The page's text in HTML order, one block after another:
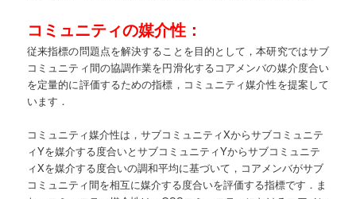
コミュニティの媒介性：
従来指標の問題点を解決することを目的として，本研究ではサブ
コミュニティ間の協調作業を円滑化するコアメンバの媒介度合い
を定量的に評価するための指標，コミュニティ媒介性を提案して
います．
コミュニティ媒介性は，サブコミュニティXからサブコミュニテ
ィYを媒介する度合いとサブコミュニティYからサブコミュニテ
ィXを媒介する度合いの調和平均に基づいて，コアメンバがサブ
コミュニティ間を相互に媒介する度合いを評価する指標です．ま